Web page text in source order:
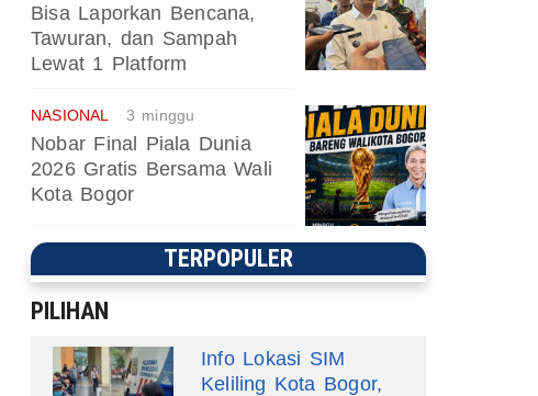
Bisa Laporkan Bencana,
Tawuran, dan Sampah
Lewat 1 Platform
NASIONAL 3 minggu
Nobar Final Piala Dunia
2026 Gratis Bersama Wali
Kota Bogor
TERPOPULER
PILIHAN
Info Lokasi SIM
Keliling Kota Bogor,